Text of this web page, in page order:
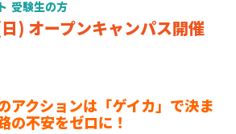
受験生の方
) オープンキャンパス開催
アクションは「ゲイカ」で決ま
の不安をゼロに！